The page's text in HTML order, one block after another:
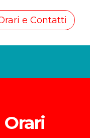
e Contatti
Orari